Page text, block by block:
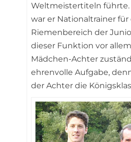
Weltmeistertiteln führte.
war er Nationaltrainer für
Riemenbereich der
dieser Funktion vor
Mädchen-Achter
ehrenvolle Aufgabe,
der Achter die